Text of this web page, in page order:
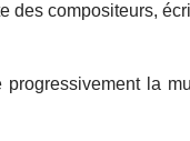
des compositeurs,
la